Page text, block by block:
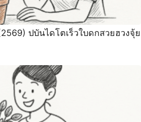
ปบันไดโตเร็วใบดกสวยฮวงจุ้ย